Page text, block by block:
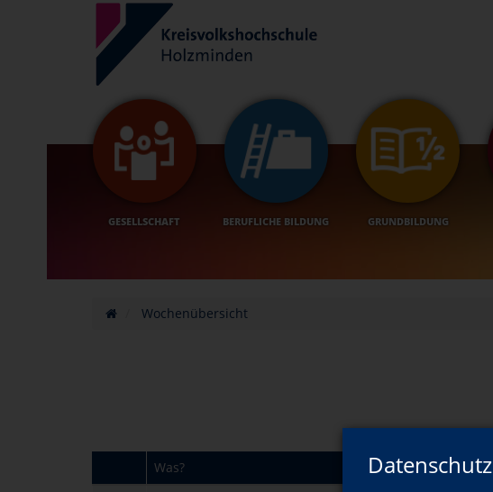
Datenschutz
GESELLSCHAFT BERUFLICHE BILDUNG GRUNDBILDUNG
Wochenübersicht
Was?